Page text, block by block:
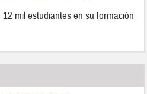
mil estudiantes en su formación